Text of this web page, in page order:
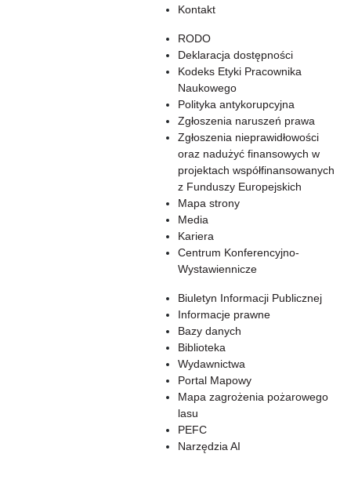
Kontakt
RODO
Deklaracja dostępności
Kodeks Etyki Pracownika
Naukowego
Polityka antykorupcyjna
Zgłoszenia naruszeń prawa
Zgłoszenia nieprawidłowości
oraz nadużyć finansowych w
projektach współfinansowanych
z Funduszy Europejskich
Mapa strony
Media
Kariera
Centrum Konferencyjno-
Wystawiennicze
Biuletyn Informacji Publicznej
Informacje prawne
Bazy danych
Biblioteka
Wydawnictwa
Portal Mapowy
Mapa zagrożenia pożarowego
lasu
PEFC
Narzędzia AI